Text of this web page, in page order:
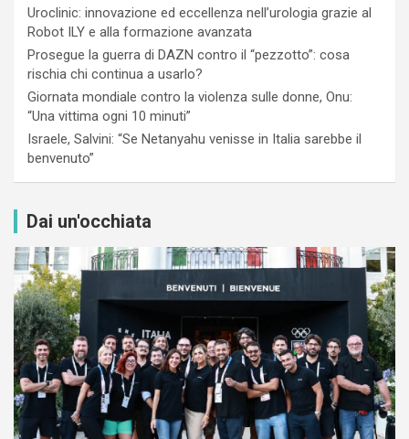
Uroclinic: innovazione ed eccellenza nell’urologia grazie al
Robot ILY e alla formazione avanzata
Prosegue la guerra di DAZN contro il “pezzotto”: cosa
rischia chi continua a usarlo?
Giornata mondiale contro la violenza sulle donne, Onu:
“Una vittima ogni 10 minuti”
Israele, Salvini: “Se Netanyahu venisse in Italia sarebbe il
benvenuto”
Dai un'occhiata